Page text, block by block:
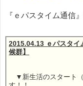
『ｅパスタイム通信
2015.04.13 ｅパスタイ
候群】
▼新生活のスタート（